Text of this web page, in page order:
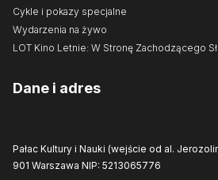
Cykle i pokazy specjalne
Wydarzenia na żywo
LOT Kino Letnie: W Stronę Zachodzącego
Dane i adres
Pałac Kultury i Nauki (wejście od al.
901 Warszawa NIP: 5213065776